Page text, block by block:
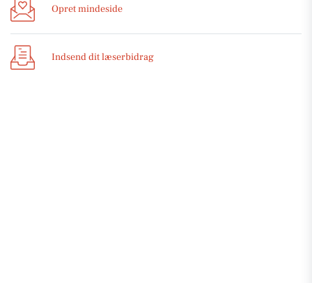
Opret mindeside
Indsend dit læserbidrag